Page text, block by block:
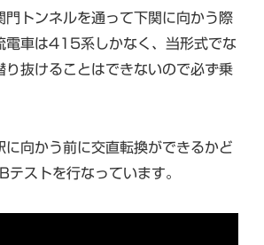
門トンネルを通って下関に向かう際
電車は415系しかなく、当形式でな
り抜けることはできないので必ず乗
に向かう前に交直転換ができるかど
テストを行なっています。